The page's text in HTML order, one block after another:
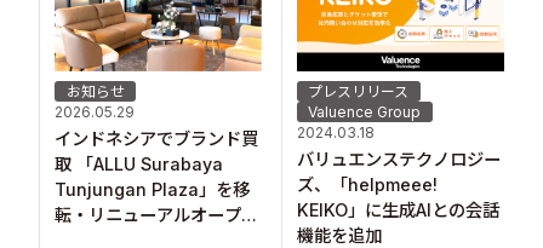
お知らせ
2026.05.29
インドネシアでブランド買
取 「ALLU Surabaya
Tunjungan Plaza」を移
転・リニューアルオープ
プレスリリース
Valuence Group
2024.03.18
バリュエンステクノロジー
ズ、「helpmeee!
KEIKO」に生成AIとの会話
機能を追加